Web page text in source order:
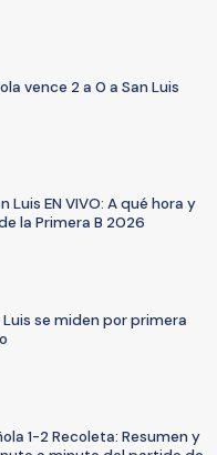
vence 2 a 0 a San Luis
Luis EN VIVO: A qué hora y
la Primera B 2026
Luis se miden por primera
1-2 Recoleta: Resumen y